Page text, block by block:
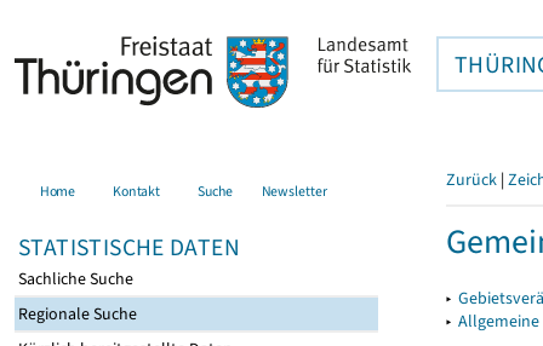
Home Kontakt Suche Newsletter
STATISTISCHE DATEN
Sachliche Suche
Regionale Suche
Zurück |
▸
▸